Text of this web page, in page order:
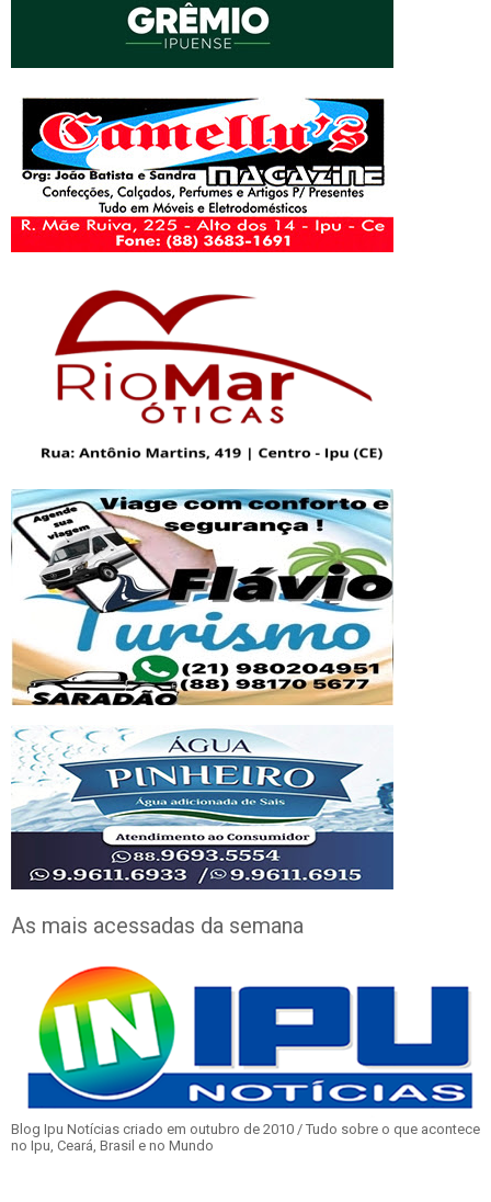
As mais acessadas da semana
Blog Ipu Notícias criado em outubro de 2010 / Tudo sobre o que acontece
no Ipu, Ceará, Brasil e no Mundo